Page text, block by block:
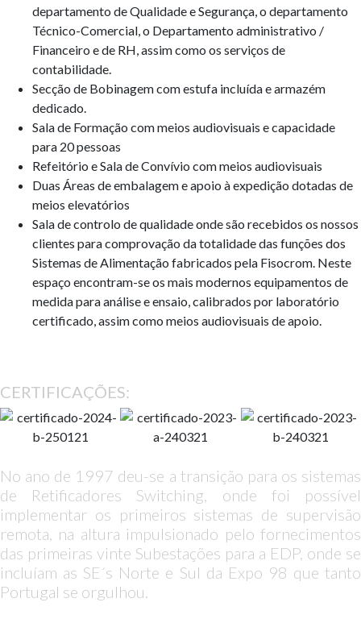
departamento de Qualidade e Segurança, o departamento
Técnico-Comercial, o Departamento administrativo /
Financeiro e de RH, assim como os serviços de
contabilidade.
Secção de Bobinagem com estufa incluída e armazém
dedicado.
Sala de Formação com meios audiovisuais e capacidade
para 20 pessoas
Refeitório e Sala de Convívio com meios audiovisuais
Duas Áreas de embalagem e apoio à expedição dotadas de
meios elevatórios
Sala de controlo de qualidade onde são recebidos os nossos
clientes para comprovação da totalidade das funções dos
Sistemas de Alimentação fabricados pela Fisocrom. Neste
espaço encontram-se os mais modernos equipamentos de
medida para análise e ensaio, calibrados por laboratório
certificado, assim como meios audiovisuais de apoio.
CERTIFICAÇÕES:
No ano de 1997 deu-se a transição para os sistemas
de Retificadores Switching, onde foi possível
implementar os primeiros sistemas de supervisão
remota, na altura impulsionado pelo fornecimentos
das primeiras vinte Subestações para a EDP, onde se
incluíam as SE´s Norte e Sul da Expo 98 que tanto
Portugal se orgulhou.